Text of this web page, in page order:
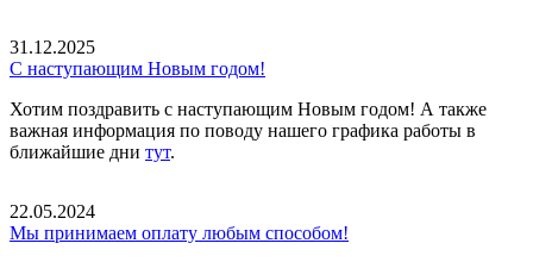
31.12.2025
С наступающим Новым годом!
Хотим поздравить с наступающим Новым годом! А также
важная информация по поводу нашего графика работы в
ближайшие дни тут.
22.05.2024
Мы принимаем оплату любым способом!